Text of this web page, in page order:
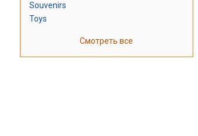
Souvenirs
Toys
Смотреть все